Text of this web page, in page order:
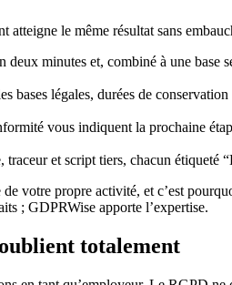
le même résultat sans
deux minutes et, combiné à une base
bases légales, durées de
vous indiquent la prochaine
traceur et script tiers, chacun
votre propre activité, et c’est
; GDPRWise apporte l’expertise.
totalement